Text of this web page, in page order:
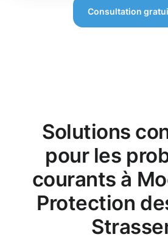
Consultation
Solutions
pour les
courants à
Protection